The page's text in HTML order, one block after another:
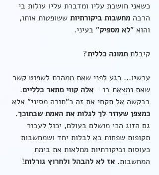
כשאני חושבת עליו ומדברת עליו עולות בי
הרבה מחשבות ביקורתיות ששופטות אותו,
והוא "לא מספיק" בעיני.
קיבלת תמונה כללית?
עכשיו... רגע לפני שאת ממהרת לשפוט קשר
שאת נמצאת בו - אלה קווי מתאר כלליים.
בבקשה אל תקחי את זה כ"תורה מסיני" אלא
כמצפן שעוזר לך לגלות את האמת שבתוכך.
גם הזוג הכי מושלם בעולם, יכול לעבור
תקופות שפחות בא לבלות יחד ושמחשבות
כעוסות וביקורתיות ממלאות את בימת
המחשבות. אז לא להבהל ולחרוץ גורלות!